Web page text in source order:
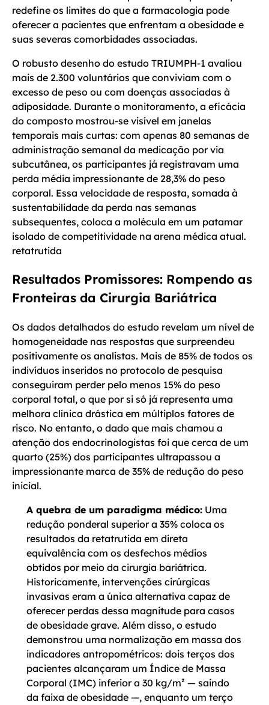
redefine os limites do que a farmacologia pode
oferecer a pacientes que enfrentam a obesidade e
suas severas comorbidades associadas.
O robusto desenho do estudo TRIUMPH-1 avaliou
mais de 2.300 voluntários que conviviam com o
excesso de peso ou com doenças associadas à
adiposidade. Durante o monitoramento, a eficácia
do composto mostrou-se visível em janelas
temporais mais curtas: com apenas 80 semanas de
administração semanal da medicação por via
subcutânea, os participantes já registravam uma
perda média impressionante de 28,3% do peso
corporal. Essa velocidade de resposta, somada à
sustentabilidade da perda nas semanas
subsequentes, coloca a molécula em um patamar
isolado de competitividade na arena médica atual.
retatrutida
Resultados Promissores: Rompendo as
Fronteiras da Cirurgia Bariátrica
Os dados detalhados do estudo revelam um nível de
homogeneidade nas respostas que surpreendeu
positivamente os analistas. Mais de 85% de todos os
indivíduos inseridos no protocolo de pesquisa
conseguiram perder pelo menos 15% do peso
corporal total, o que por si só já representa uma
melhora clínica drástica em múltiplos fatores de
risco. No entanto, o dado que mais chamou a
atenção dos endocrinologistas foi que cerca de um
quarto (25%) dos participantes ultrapassou a
impressionante marca de 35% de redução do peso
inicial.
A quebra de um paradigma médico: Uma
redução ponderal superior a 35% coloca os
resultados da retatrutida em direta
equivalência com os desfechos médios
obtidos por meio da cirurgia bariátrica.
Historicamente, intervenções cirúrgicas
invasivas eram a única alternativa capaz de
oferecer perdas dessa magnitude para casos
de obesidade grave. Além disso, o estudo
demonstrou uma normalização em massa dos
indicadores antropométricos: dois terços dos
pacientes alcançaram um Índice de Massa
Corporal (IMC) inferior a 30 kg/m² — saindo
da faixa de obesidade —, enquanto um terço